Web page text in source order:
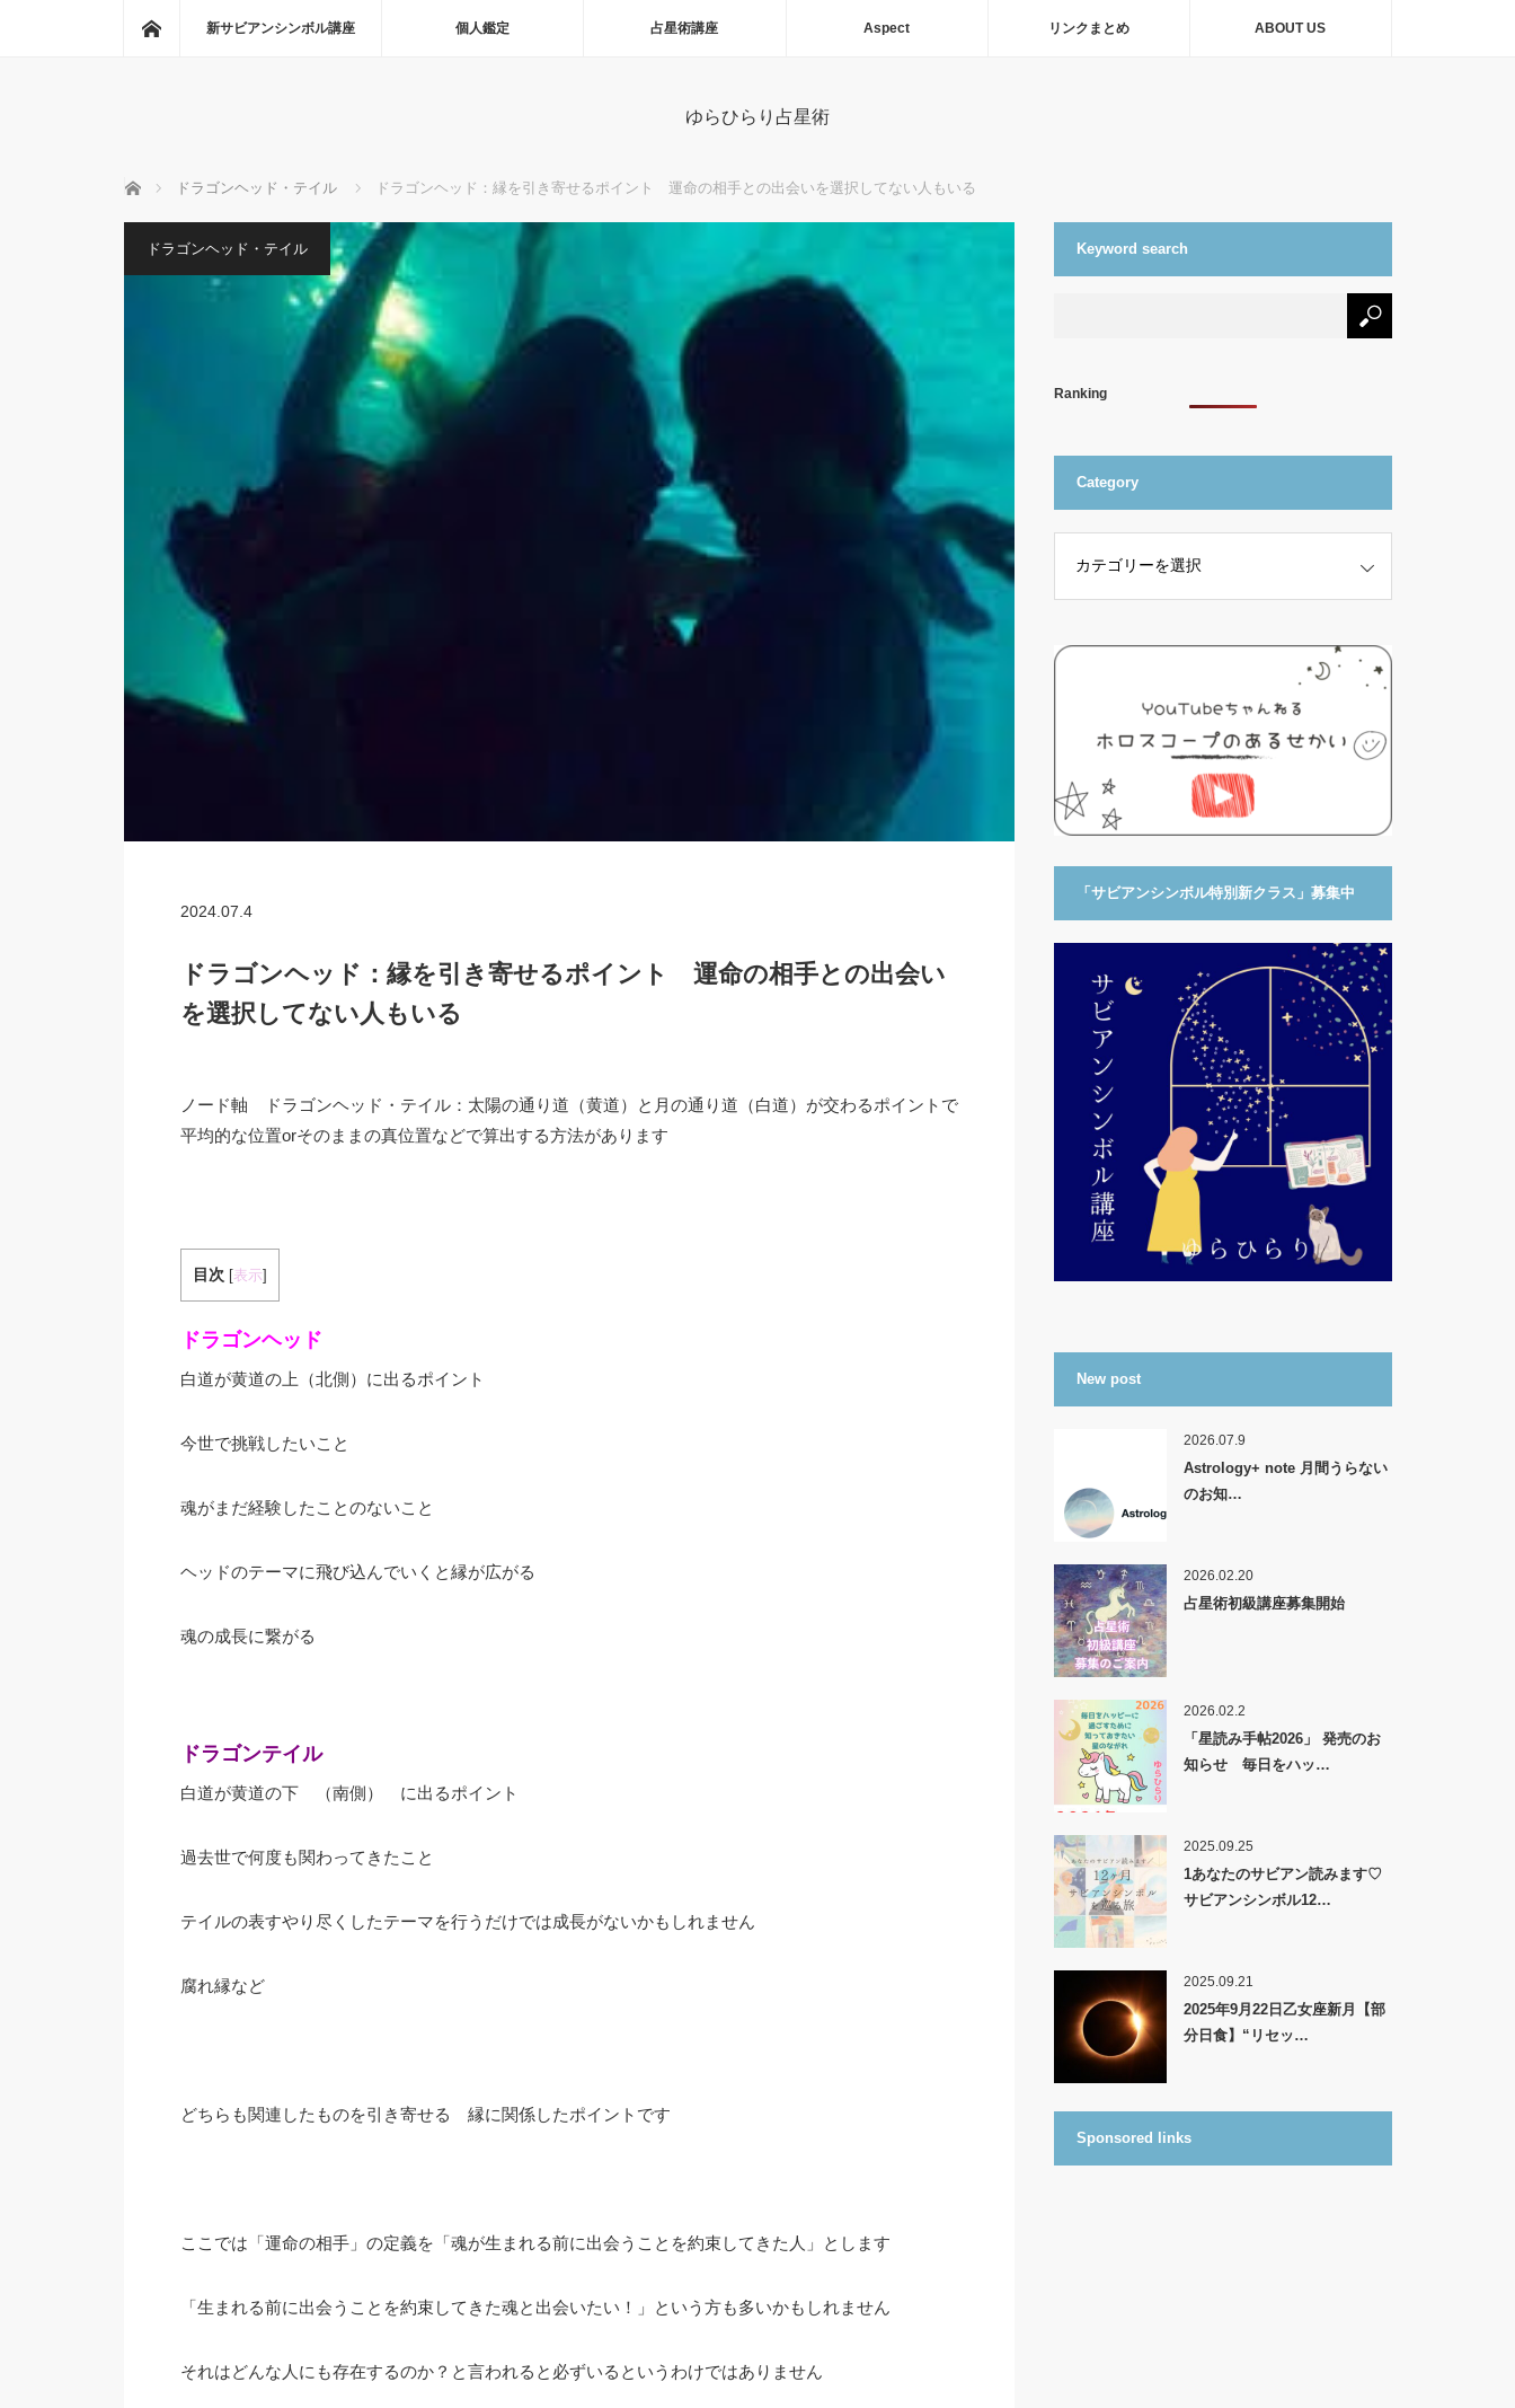
ホーム
新サビアンシンボル講座 個人鑑定 占星術講座 Aspect リンクまとめ ABOUT US
ゆらひらり占星術
ホーム ドラゴンヘッド・テイル ドラゴンヘッド：縁を引き寄せるポイント 運命の相手との出会いを選択してない人もいる
ドラゴンヘッド・テイル
2024.07.4
ドラゴンヘッド：縁を引き寄せるポイント 運命の相手との出会い
を選択してない人もいる
ノード軸 ドラゴンヘッド・テイル：太陽の通り道（黄道）と月の通り道（白道）が交わるポイントで
平均的な位置orそのままの真位置などで算出する方法があります
目次 [表示]
ドラゴンヘッド
白道が黄道の上（北側）に出るポイント
今世で挑戦したいこと
魂がまだ経験したことのないこと
ヘッドのテーマに飛び込んでいくと縁が広がる
魂の成長に繋がる
ドラゴンテイル
白道が黄道の下 （南側） に出るポイント
過去世で何度も関わってきたこと
テイルの表すやり尽くしたテーマを行うだけでは成長がないかもしれません
腐れ縁など
どちらも関連したものを引き寄せる 縁に関係したポイントです
ここでは「運命の相手」の定義を「魂が生まれる前に出会うことを約束してきた人」とします
「生まれる前に出会うことを約束してきた魂と出会いたい！」という方も多いかもしれません
それはどんな人にも存在するのか？と言われると必ずいるというわけではありません
Keyword search
Ranking
Category
「サビアンシンボル特別新クラス」募集中
New post
2026.07.9
Astrology+ note 月間うらない
のお知…
2026.02.20
占星術初級講座募集開始
2026.02.2
「星読み手帖2026」 発売のお
知らせ 毎日をハッ…
2025.09.25
1あなたのサビアン読みます♡
サビアンシンボル12…
2025.09.21
2025年9月22日乙女座新月【部
分日食】“リセッ…
Sponsored links